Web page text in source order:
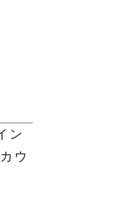
ン
ウ